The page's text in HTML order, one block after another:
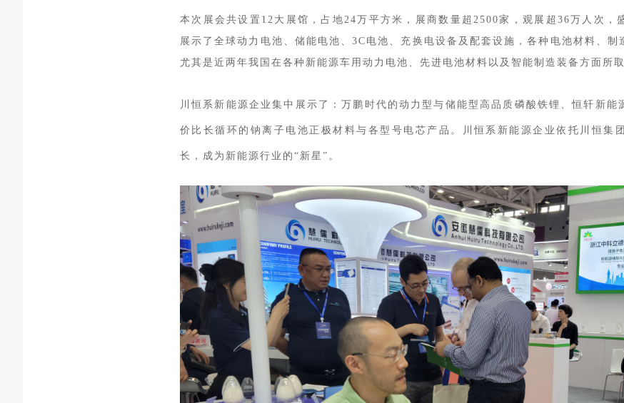
本次展会共设置12大展馆，占地24万平方米，展商数量超2500家，观展超36万人次，
展示了全球动力电池、储能电池、3C电池、充换电设备及配套设施，各种电池材料、制
尤其是近两年我国在各种新能源车用动力电池、先进电池材料以及智能制造装备方面所
川恒系新能源企业集中展示了：万鹏时代的动力型与储能型高品质磷酸铁锂、恒轩新能
价比长循环的钠离子电池正极材料与各型号电芯产品。川恒系新能源企业依托川恒集
长，成为新能源行业的“新星”。